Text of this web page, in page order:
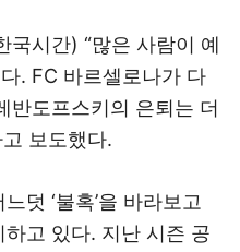
국시간) “많은 사람이 예
. FC 바르셀로나가 다
반도프스키의 은퇴는 더
보도했다.
덧 ‘불혹’을 바라보고
고 있다. 지난 시즌 공